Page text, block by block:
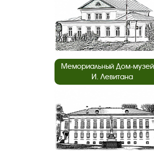
Мемориальный Дом-
И. Левитана